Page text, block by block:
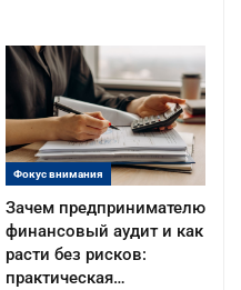
Фокус внимания
Зачем предпринимателю
финансовый аудит и как
расти без рисков:
практическая…